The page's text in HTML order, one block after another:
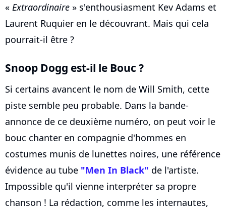
« Extraordinaire » s'enthousiasment Kev Adams et
Laurent Ruquier en le découvrant. Mais qui cela
pourrait-il être ?
Snoop Dogg est-il le Bouc ?
Si certains avancent le nom de Will Smith, cette
piste semble peu probable. Dans la bande-
annonce de ce deuxième numéro, on peut voir le
bouc chanter en compagnie d'hommes en
costumes munis de lunettes noires, une référence
évidence au tube "Men In Black" de l'artiste.
Impossible qu'il vienne interpréter sa propre
chanson ! La rédaction, comme les internautes,